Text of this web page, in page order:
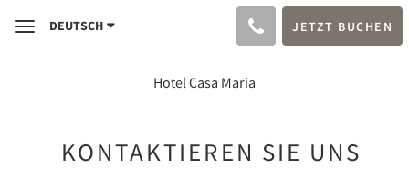
ToggleDEUTSCH JETZT BUCHEN
Hotel Casa Maria
KONTAKTIEREN SIE UNS